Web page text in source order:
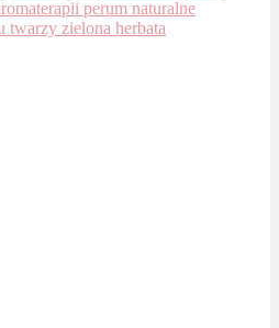
twarzy zielona herbata